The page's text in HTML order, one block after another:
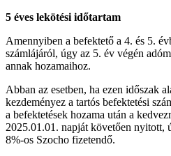
5 éves lekötési időtartam
Amennyiben a befektető a 4. és 5.
számlájáról, úgy az 5. év végén
annak hozamaihoz.
Abban az esetben, ha ezen időszak
kezdeményez a tartós befektetési
a befektetések hozama után a
2025.01.01. napját követően nyitott,
8%-os Szocho fizetendő.